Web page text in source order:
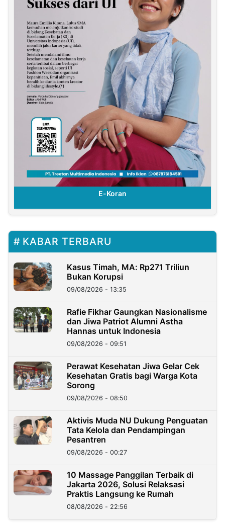
E-Koran
KABAR TERBARU
Kasus Timah, MA: Rp271 Triliun
Bukan Korupsi
09/08/2026 - 13:35
Rafie Fikhar Gaungkan Nasionalisme
dan Jiwa Patriot Alumni Astha
Hannas untuk Indonesia
09/08/2026 - 09:51
Perawat Kesehatan Jiwa Gelar Cek
Kesehatan Gratis bagi Warga Kota
Sorong
09/08/2026 - 08:50
Aktivis Muda NU Dukung Penguatan
Tata Kelola dan Pendampingan
Pesantren
09/08/2026 - 00:27
10 Massage Panggilan Terbaik di
Jakarta 2026, Solusi Relaksasi
Praktis Langsung ke Rumah
08/08/2026 - 22:56